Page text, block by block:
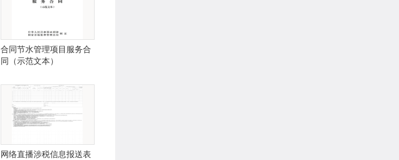
合同节水管理项目服务合
同（示范文本）
网络直播涉税信息报送表